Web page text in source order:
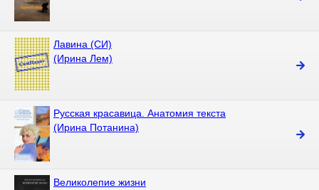
Лавина (СИ)
(Ирина Лем)
Русская красавица. Анатомия текста
(Ирина Потанина)
Великолепие жизни